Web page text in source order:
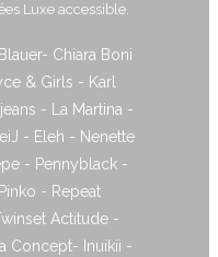
Luxe accessible.
Chiara Boni
& Girls - Karl
- La Martina -
- Eleh - Nenette
- Pennyblack -
- Repeat
Actitude -
Concept- Inuikii -